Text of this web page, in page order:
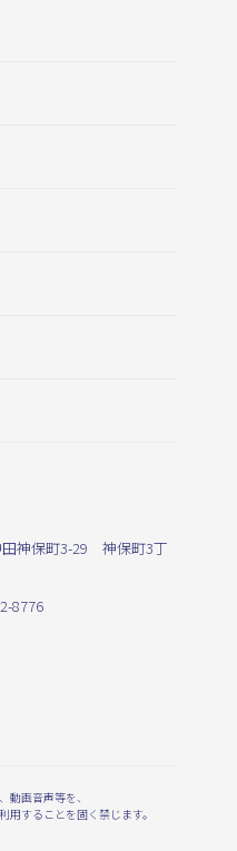
神保町3-29 神保町3丁
8776
動画音声等を、
することを固く禁じます。